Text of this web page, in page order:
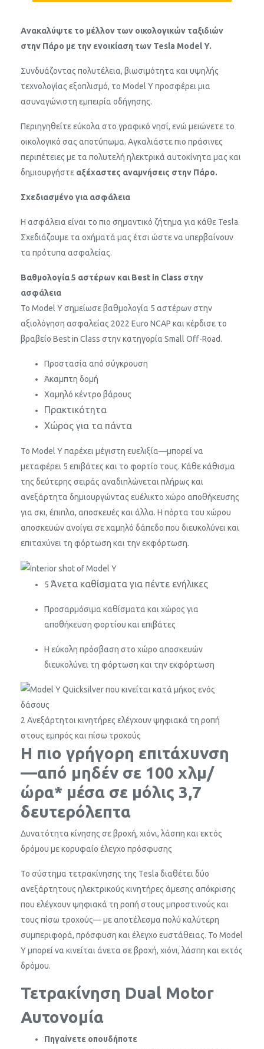
Ανακαλύψτε το μέλλον των οικολογικών ταξιδιών
στην Πάρο με την ενοικίαση των Tesla Model Y.
Συνδυάζοντας πολυτέλεια, βιωσιμότητα και υψηλής
τεχνολογίας εξοπλισμό, το Model Y προσφέρει μια
ασυναγώνιστη εμπειρία οδήγησης.
Περιηγηθείτε εύκολα στο γραφικό νησί, ενώ μειώνετε το
οικολογικό σας αποτύπωμα. Αγκαλιάστε πιο πράσινες
περιπέτειες με τα πολυτελή ηλεκτρικά αυτοκίνητα μας και
δημιουργήστε αξέχαστες αναμνήσεις στην Πάρο.
Σχεδιασμένο για ασφάλεια
Η ασφάλεια είναι το πιο σημαντικό ζήτημα για κάθε Tesla.
Σχεδιάζουμε τα οχήματά μας έτσι ώστε να υπερβαίνουν
τα πρότυπα ασφαλείας.
Βαθμολογία 5 αστέρων και Best in Class στην
ασφάλεια
Το Model Y σημείωσε βαθμολογία 5 αστέρων στην
αξιολόγηση ασφαλείας 2022 Euro NCAP και κέρδισε το
βραβείο Best in Class στην κατηγορία Small Off-Road.
Προστασία από σύγκρουση
Άκαμπτη δομή
Χαμηλό κέντρο βάρους
Πρακτικότητα
Χώρος για τα πάντα
Το Model Y παρέχει μέγιστη ευελιξία—μπορεί να
μεταφέρει 5 επιβάτες και το φορτίο τους. Κάθε κάθισμα
της δεύτερης σειράς αναδιπλώνεται πλήρως και
ανεξάρτητα δημιουργώντας ευέλικτο χώρο αποθήκευσης
για σκι, έπιπλα, αποσκευές και άλλα. Η πόρτα του χώρου
αποσκευών ανοίγει σε χαμηλό δάπεδο που διευκολύνει και
επιταχύνει τη φόρτωση και την εκφόρτωση.
5 Άνετα καθίσματα για πέντε ενήλικες
Προσαρμόσιμα καθίσματα και χώρος για
αποθήκευση φορτίου και επιβάτες
Η εύκολη πρόσβαση στο χώρο αποσκευών
διευκολύνει τη φόρτωση και την εκφόρτωση
2 Ανεξάρτητοι κινητήρες ελέγχουν ψηφιακά τη ροπή
στους εμπρός και πίσω τροχούς
Η πιο γρήγορη επιτάχυνση
—από μηδέν σε 100 χλμ/
ώρα* μέσα σε μόλις 3,7
δευτερόλεπτα
Δυνατότητα κίνησης σε βροχή, χιόνι, λάσπη και εκτός
δρόμου με κορυφαίο έλεγχο πρόσφυσης
Το σύστημα τετρακίνησης της Tesla διαθέτει δύο
ανεξάρτητους ηλεκτρικούς κινητήρες άμεσης απόκρισης
που ελέγχουν ψηφιακά τη ροπή στους μπροστινούς και
τους πίσω τροχούς— με αποτέλεσμα πολύ καλύτερη
συμπεριφορά, πρόσφυση και έλεγχο ευστάθειας. Το Model
Y μπορεί να κινείται άνετα σε βροχή, χιόνι, λάσπη και εκτός
δρόμου.
Τετρακίνηση Dual Motor
Αυτονομία
Πηγαίνετε οπουδήποτε